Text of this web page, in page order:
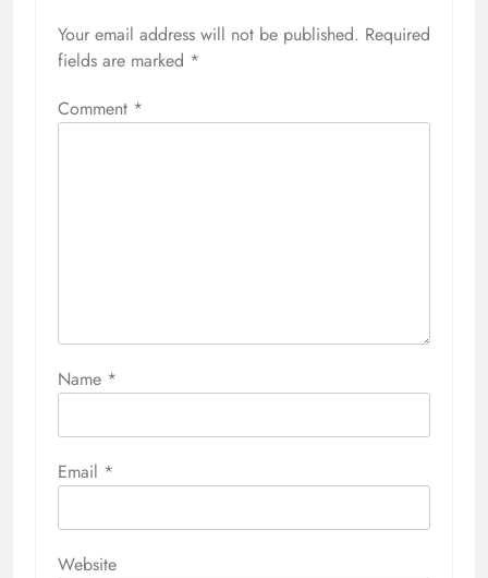
Your email address will not be published. Required
fields are marked *
Comment *
Name *
Email *
Website